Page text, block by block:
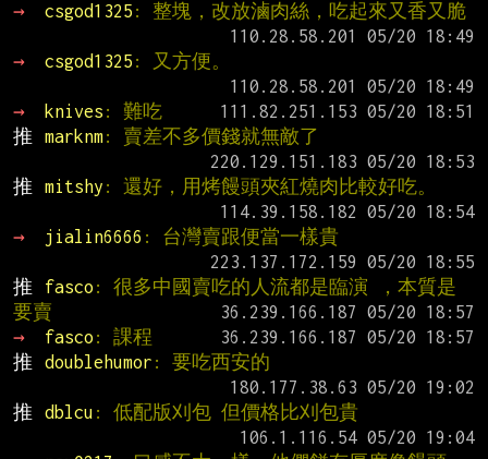
→
csgod1325 : 整塊，改放滷肉絲，吃起來又香又脆
→
csgod1325 : 又方便。
→
knives : 難吃
推
marknm: 賣差不多價錢就無敵了
推
mitshy : 還好，用烤饅頭夾紅燒肉比較好吃。
→
jialin6666 : 台灣賣跟便當一樣貴
推
fasco : 很多中國賣吃的人流都是臨演 ，本質是
要賣
→
fasco : 課程
推
doublehumor : 要吃西安的
推
dblcu : 低配版刈包 但價格比刈包貴